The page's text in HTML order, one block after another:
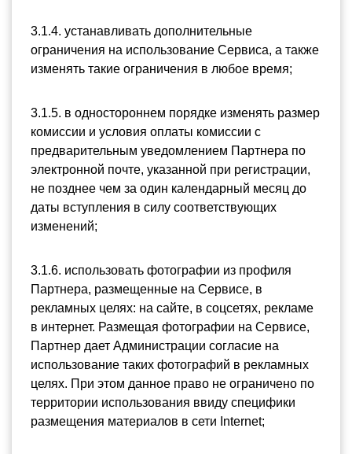
3.1.4. устанавливать дополнительные
ограничения на использование Сервиса, а также
изменять такие ограничения в любое время;
3.1.5. в одностороннем порядке изменять размер
комиссии и условия оплаты комиссии с
предварительным уведомлением Партнера по
электронной почте, указанной при регистрации,
не позднее чем за один календарный месяц до
даты вступления в силу соответствующих
изменений;
3.1.6. использовать фотографии из профиля
Партнера, размещенные на Сервисе, в
рекламных целях: на сайте, в соцсетях, рекламе
в интернет. Размещая фотографии на Сервисе,
Партнер дает Администрации согласие на
использование таких фотографий в рекламных
целях. При этом данное право не ограничено по
территории использования ввиду специфики
размещения материалов в сети Internet;